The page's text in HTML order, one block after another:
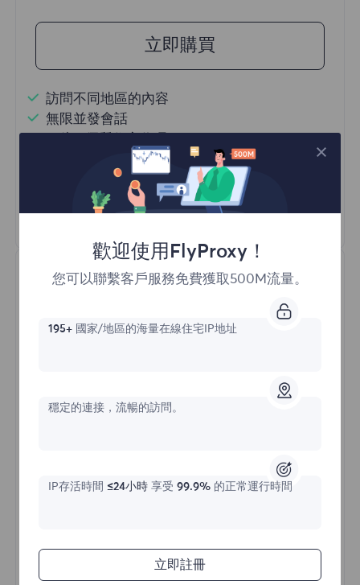
立即購買
訪問不同地區的內容
無限並發會話
HTTP(S)/SOCKS5
$?/天
立即購買
歡迎使用FlyProxy！
您可以聯繫客戶服務免費獲取500M流量。
195+國家/地區的海量在線住宅IP地址
穩定的連接，流暢的訪問。
IP存活時間 ≤24小時享受 99.9%的正常運行時間
立即註冊